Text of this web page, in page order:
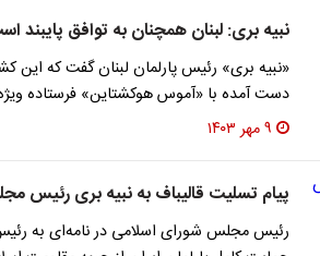
نبیه بری: لبنان همچنان به توافق پایبند
«نبیه بری» رئیس پارلمان لبنان گفت که این
دست آمده با «آموس هوکشتاین» فرستاده
۹ مهر ۱۴۰۳
پیام تسلیت قالیباف به نبیه بری رئیس
رئیس مجلس شورای اسلامی در نامه‌ای به